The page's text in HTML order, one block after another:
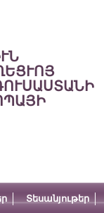
Տեսանյութեր